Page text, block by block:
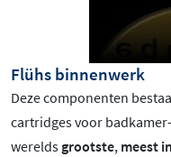
Flühs binnenwerk
Deze componenten
cartridges voor
werelds grootste, meest